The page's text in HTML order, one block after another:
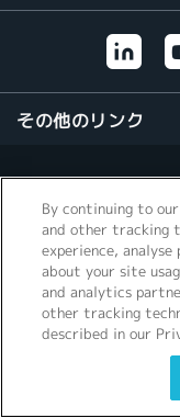
その他のリンク
By continuing to
and other tracking
experience,
about your site
and analytics
other tracking
described in our